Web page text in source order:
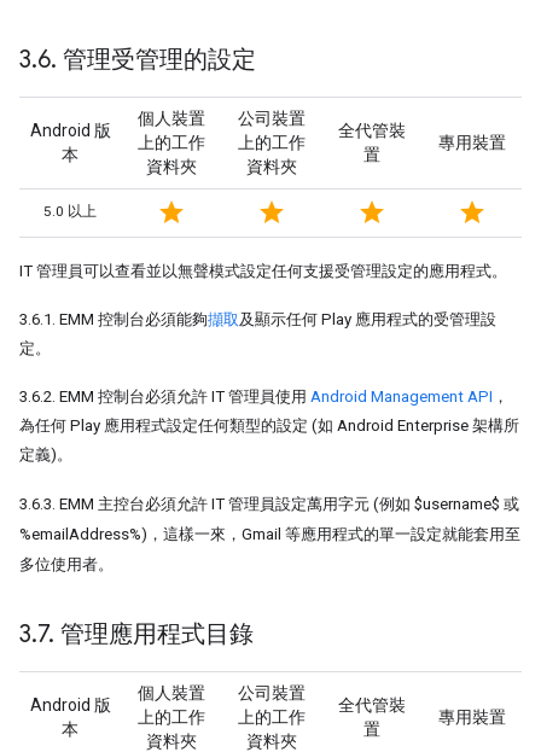
3.6. 管理受管理的設定
Android 版
本
個人裝置
上的工作
資料夾
公司裝置
上的工作
資料夾
全代管裝
置
專用裝置
5.0 以上 star star star star
IT 管理員可以查看並以無聲模式設定任何支援受管理設定的應用程式。
3.6.1. EMM 控制台必須能夠擷取及顯示任何 Play 應用程式的受管理設
定。
3.6.2. EMM 控制台必須允許 IT 管理員使用 Android Management API ，
為任何 Play 應用程式設定任何類型的設定 (如 Android Enterprise 架構所
定義)。
3.6.3. EMM 主控台必須允許 IT 管理員設定萬用字元 (例如 $username$ 或
%emailAddress%)，這樣一來，Gmail 等應用程式的單一設定就能套用至
多位使用者。
3.7. 管理應用程式目錄
Android 版
本
個人裝置
上的工作
資料夾
公司裝置
上的工作
資料夾
全代管裝
置
專用裝置